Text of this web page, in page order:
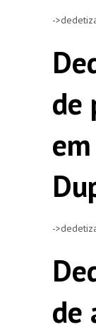
-
de
-
de